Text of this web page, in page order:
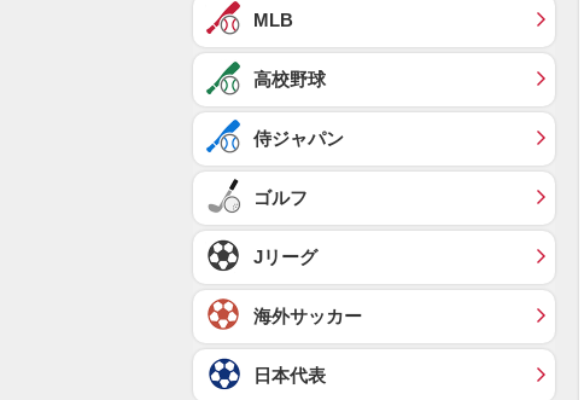
MLB
高校野球
侍ジャパン
ゴルフ
Jリーグ
海外サッカー
日本代表